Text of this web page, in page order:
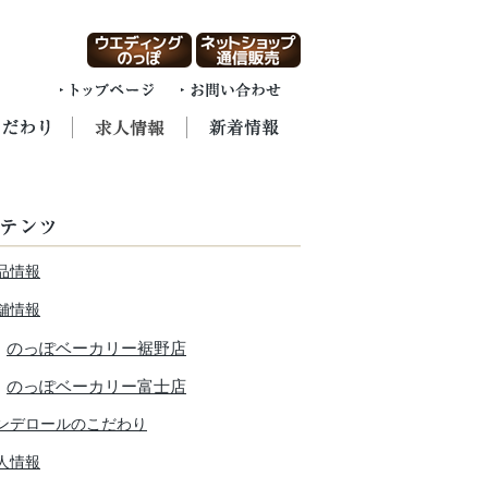
情報
情報
のっぽベーカリー裾野店
のっぽベーカリー富士店
デロールのこだわり
情報